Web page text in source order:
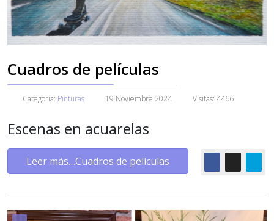
Cuadros de películas
Categoría: Pinturas 19 Noviembre 2024 Visitas: 4466
Escenas en acuarelas
Leer más…Cuadros de películas